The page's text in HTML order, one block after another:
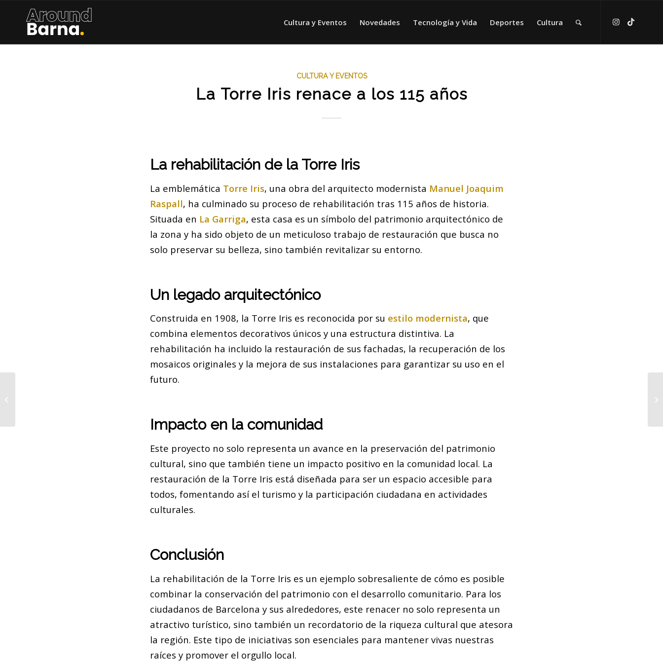
Cultura y Eventos Novedades Tecnología y Vida Deportes Cultura
CULTURA Y EVENTOS
La Torre Iris renace a los 115 años
La rehabilitación de la Torre Iris
La emblemática Torre Iris, una obra del arquitecto modernista Manuel Joaquim
Raspall, ha culminado su proceso de rehabilitación tras 115 años de historia.
Situada en La Garriga, esta casa es un símbolo del patrimonio arquitectónico de
la zona y ha sido objeto de un meticuloso trabajo de restauración que busca no
solo preservar su belleza, sino también revitalizar su entorno.
Un legado arquitectónico
Construida en 1908, la Torre Iris es reconocida por su estilo modernista, que
combina elementos decorativos únicos y una estructura distintiva. La
rehabilitación ha incluido la restauración de sus fachadas, la recuperación de los
mosaicos originales y la mejora de sus instalaciones para garantizar su uso en el
futuro.
Impacto en la comunidad
Este proyecto no solo representa un avance en la preservación del patrimonio
cultural, sino que también tiene un impacto positivo en la comunidad local. La
restauración de la Torre Iris está diseñada para ser un espacio accesible para
todos, fomentando así el turismo y la participación ciudadana en actividades
culturales.
Conclusión
La rehabilitación de la Torre Iris es un ejemplo sobresaliente de cómo es posible
combinar la conservación del patrimonio con el desarrollo comunitario. Para los
ciudadanos de Barcelona y sus alrededores, este renacer no solo representa un
atractivo turístico, sino también un recordatorio de la riqueza cultural que atesora
la región. Este tipo de iniciativas son esenciales para mantener vivas nuestras
raíces y promover el orgullo local.